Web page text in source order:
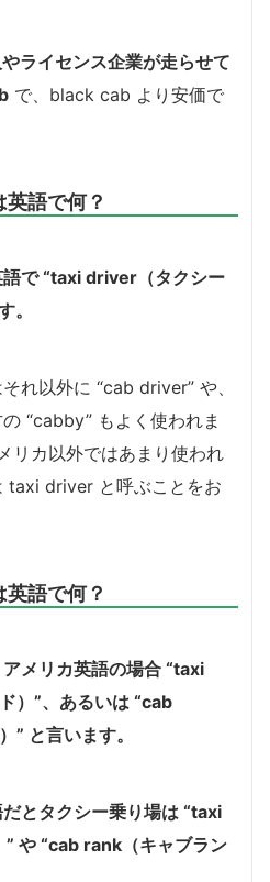
ライセンス企業が走らせて
で、black cab より安価で
英語で何？
語で “taxi driver（タクシー
。
れ以外に “cab driver” や、
“cabby” もよく使われま
リカ以外ではあまり使われ
taxi driver と呼ぶことをお
英語で何？
アメリカ英語の場合 “taxi
）”、あるいは “cab
と言います。
とタクシー乗り場は “taxi
や “cab rank（キャブラン